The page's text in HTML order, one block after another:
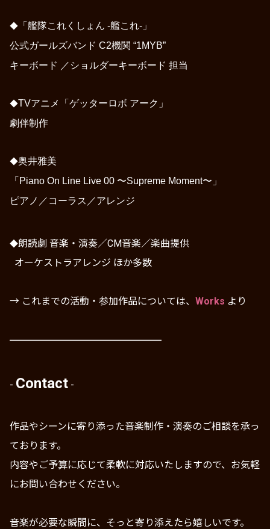
◆ 「艦隊これくしょん -艦これ-」
公式ガールズバンド C2機関 “1MYB”
キーボード ／ショルダーキーボード 担当
◆TVアニメ
「ゲッターロボ アーク」
劇伴制作
◆奥井雅美
「 Piano On Line Live 00 〜Supreme Moment〜」
ピアノ ／ コーラス ／アレンジ
◆朗読劇 音楽・演奏／CM音楽／楽曲提供
オーケストラアレンジ ほか多数
→ これまでの活動・参加作品については、 Works より
━━━━━━━━━━━━━━━━━━━━━
- Contact -
作品やシーンに寄り添った音楽制作・演奏のご相談を承っ
ております。
内容やご予算に応じて柔軟に対応いたしますので、お気軽
にお問い合わせください。
音楽が必要な瞬間に、そっと寄り添えたら嬉しいです。